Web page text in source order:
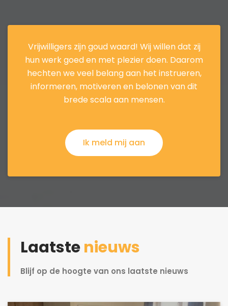
Vrijwilligers zijn goud waard! Wij willen dat zij
hun werk goed en met plezier doen. Daarom
hechten we veel belang aan het instrueren,
informeren, motiveren en belonen van dit
brede scala aan mensen.
Ik meld mij aan
Laatstenieuws
Blijf op de hoogte van ons laatste nieuws